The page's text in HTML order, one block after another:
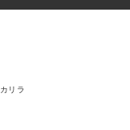
カリラ